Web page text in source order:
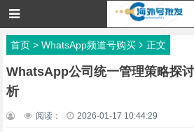
首页> WhatsApp频道号购买 正文
WhatsApp公司统一管理策略探
析
阅读： 2026-01-17 10:44:29